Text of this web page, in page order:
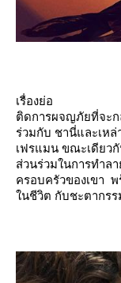
เรื่องย่อ
ติดการผจญภัยที่จะก
ร่วมกับ ชานี่และเหล่
เฟรแมน ขณะเดียว
ส่วนร่วมในการทำล
ครอบครัวของเขา
นชีวิต กับชะตากรร